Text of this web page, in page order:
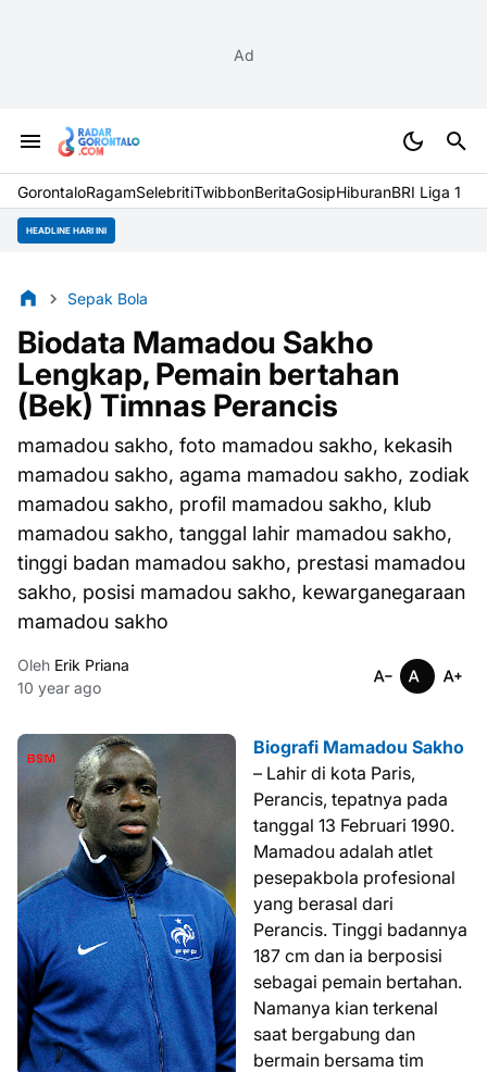
Ad
GorontaloRagamSelebritiTwibbonBeritaGosipHiburanBRI Liga 1
HEADLINE HARI INI
Sepak Bola
Biodata Mamadou Sakho
Lengkap, Pemain bertahan
(Bek) Timnas Perancis
mamadou sakho, foto mamadou sakho, kekasih
mamadou sakho, agama mamadou sakho, zodiak
mamadou sakho, profil mamadou sakho, klub
mamadou sakho, tanggal lahir mamadou sakho,
tinggi badan mamadou sakho, prestasi mamadou
sakho, posisi mamadou sakho, kewarganegaraan
mamadou sakho
Oleh Erik Priana
10 year ago
Biografi Mamadou Sakho
– Lahir di kota Paris,
Perancis, tepatnya pada
tanggal 13 Februari 1990.
Mamadou adalah atlet
pesepakbola profesional
yang berasal dari
Perancis. Tinggi badannya
187 cm dan ia berposisi
sebagai pemain bertahan.
Namanya kian terkenal
saat bergabung dan
bermain bersama tim